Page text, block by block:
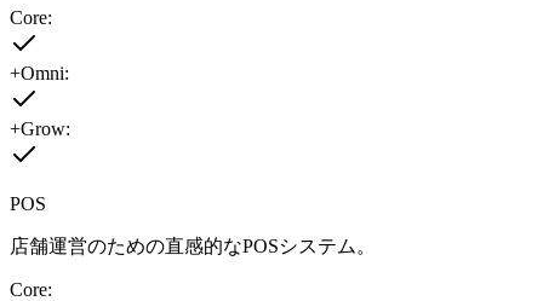
Core:
+Omni:
+Grow:
POS
店舗運営のための直感的なPOSシステム。
Core: